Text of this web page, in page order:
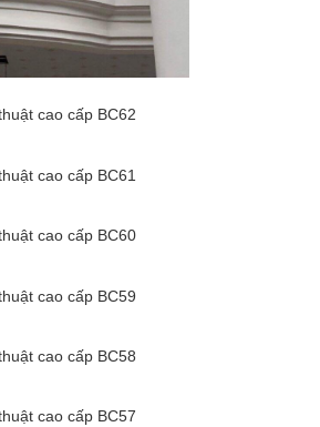
cao cấp BC62
cao cấp BC61
cao cấp BC60
cao cấp BC59
cao cấp BC58
cao cấp BC57